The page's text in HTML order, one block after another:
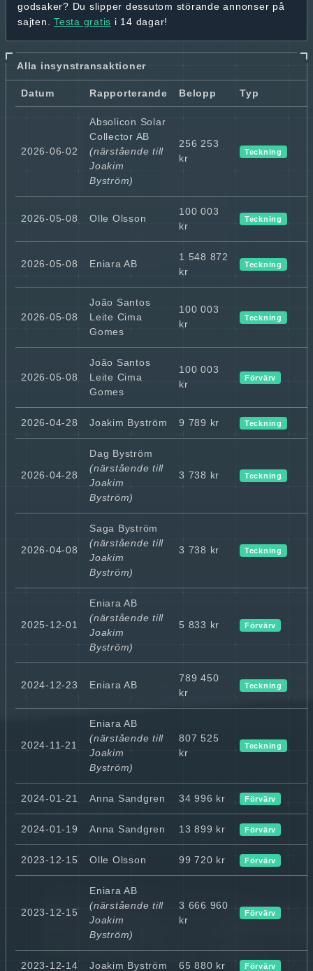
godsaker? Du slipper dessutom störande annonser på
sajten. Testa gratis i 14 dagar!
Alla insynstransaktioner
Datum Rapporterande Belopp Typ
2026-06-02
Absolicon Solar
Collector AB
(närstående till
Joakim
Byström)
256 253
kr
Teckning
2026-05-08 Olle Olsson
100 003
kr
Teckning
2026-05-08 Eniara AB
1 548 872
kr
Teckning
2026-05-08
João Santos
Leite Cima
Gomes
100 003
kr
Teckning
2026-05-08
João Santos
Leite Cima
Gomes
100 003
kr
Förvärv
2026-04-28 Joakim Byström 9 789 kr Teckning
2026-04-28
Dag Byström
(närstående till
Joakim
Byström)
3 738 kr Teckning
2026-04-08
Saga Byström
(närstående till
Joakim
Byström)
3 738 kr Teckning
2025-12-01
Eniara AB
(närstående till
Joakim
Byström)
5 833 kr Förvärv
2024-12-23 Eniara AB
789 450
kr
Teckning
2024-11-21
Eniara AB
(närstående till
Joakim
Byström)
807 525
kr
Teckning
2024-01-21 Anna Sandgren 34 996 kr Förvärv
2024-01-19 Anna Sandgren 13 899 kr Förvärv
2023-12-15 Olle Olsson 99 720 kr Förvärv
2023-12-15
Eniara AB
(närstående till
Joakim
Byström)
3 666 960
kr
Förvärv
2023-12-14 Joakim Byström 65 880 kr Förvärv